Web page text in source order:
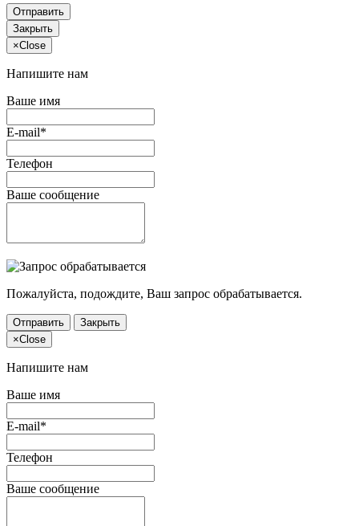
Отправить
Закрыть
×Close
Напишите нам
Ваше имя
E-mail*
Телефон
Ваше сообщение
Пожалуйста, подождите, Ваш запрос обрабатывается.
Отправить
Закрыть
×Close
Напишите нам
Ваше имя
E-mail*
Телефон
Ваше сообщение